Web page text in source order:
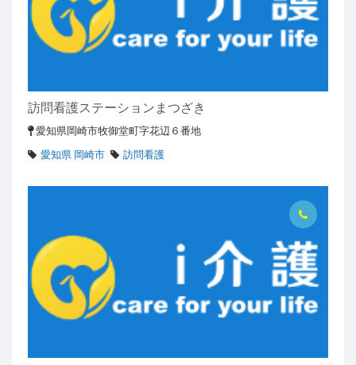
訪問看護ステーションまつざき
愛知県岡崎市牧御堂町字花辺６番地
愛知県 岡崎市
訪問看護